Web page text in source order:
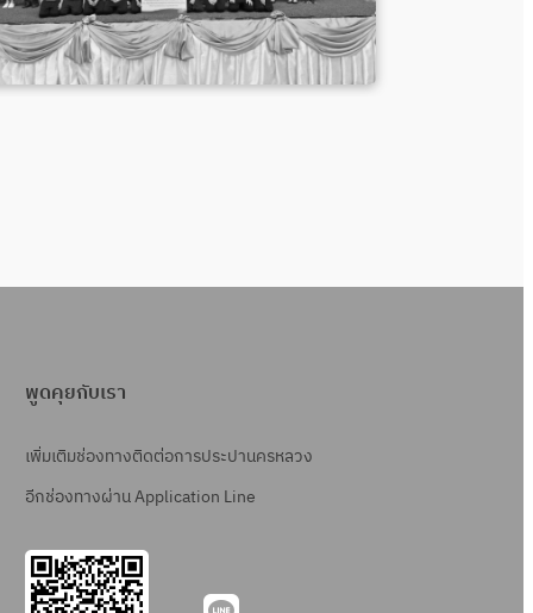
พูดคุยกับเรา
เพิ่มเติมช่องทางติดต่อการประปานครหลวง
อีกช่องทางผ่าน Application Line